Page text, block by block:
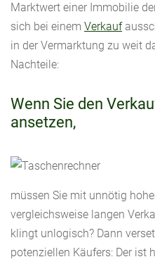
Marktwert einer Immobilie
sich bei einem Verkauf
in der Vermarktung zu weit
Nachteile:
Wenn Sie den
ansetzen,
müssen Sie mit unnötig
vergleichsweise langen
klingt unlogisch? Dann
potenziellen Käufers: Der ist